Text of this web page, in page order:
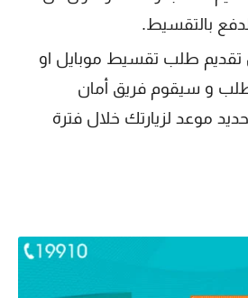
بالتقسيط.
تقديم طلب تقسيط موبايل او
و سيقوم فريق أمان
موعد لزيارتك خلال فترة